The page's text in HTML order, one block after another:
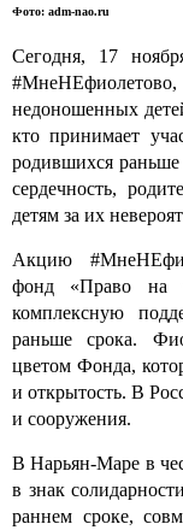
Фото: adm-nao.ru
Сегодня, 17
недоношенных
кто принимает
родившихся раньше
сердечность,
детям за их
Акцию
фонд «Право на
комплексную
раньше срока.
цветом Фонда,
и открытость. В
и сооружения.
В Нарьян-Маре в
в знак
раннем сроке,